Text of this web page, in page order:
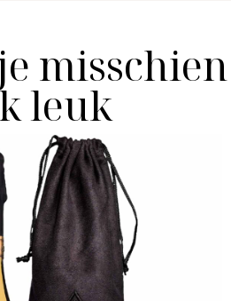
misschien
leuk